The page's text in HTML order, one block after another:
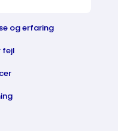
og erfaring
fejl